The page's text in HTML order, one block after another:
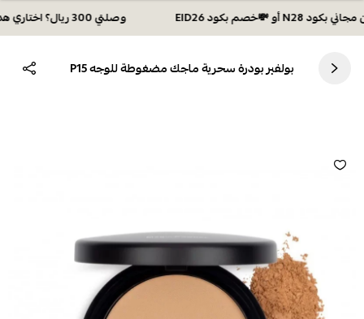
وصلتي 300 ريال؟ اختاري هديتك :🏍 شحن مجاني بكود N28 أو 💸خصم بكود EID26
بولفير بودرة سحرية ماجك مضغوطة للوجه P15